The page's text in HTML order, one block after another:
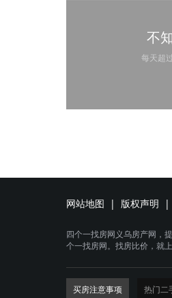
不
每天超
网站地图 | 版权声明 |
四个一找房网义乌房产网，
个一找房网。找房比价，就
买房注意事项 热门二